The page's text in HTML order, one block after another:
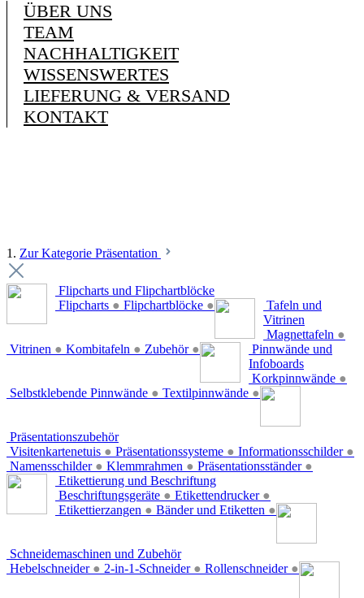
ÜBER UNS
TEAM
NACHHALTIGKEIT
WISSENSWERTES
LIEFERUNG & VERSAND
KONTAKT
1. Zur Kategorie Präsentation
Flipcharts und Flipchartblöcke
Flipcharts ● Flipchartblöcke ●
Tafeln und
Vitrinen
Magnettafeln ●
Vitrinen ● Kombitafeln ● Zubehör ●
Pinnwände und
Infoboards
Korkpinnwände ●
Selbstklebende Pinnwände ● Textilpinnwände ●
Präsentationszubehör
Visitenkartenetuis ● Präsentationssysteme ● Informationsschilder ●
Namensschilder ● Klemmrahmen ● Präsentationsständer ●
Etikettierung und Beschriftung
Beschriftungsgeräte ● Etikettendrucker ●
Etikettierzangen ● Bänder und Etiketten ●
Schneidemaschinen und Zubehör
Hebelschneider ● 2-in-1-Schneider ● Rollenschneider ●